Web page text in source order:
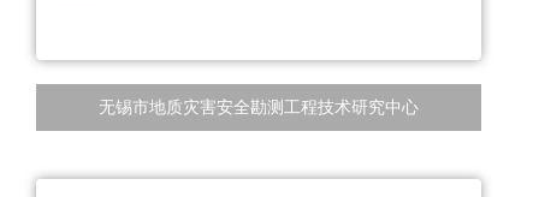
无锡市地质灾害安全勘测工程技术研究中心